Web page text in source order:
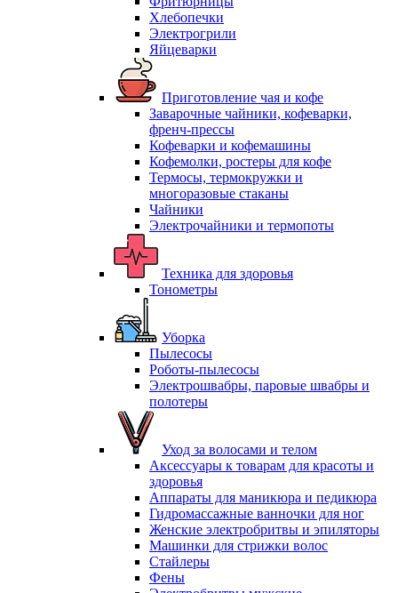
Хлебопечки
Электрогрили
Яйцеварки
Приготовление чая и кофе
Заварочные чайники, кофеварки,
френч-прессы
Кофеварки и кофемашины
Кофемолки, ростеры для кофе
Термосы, термокружки и
многоразовые стаканы
Чайники
Электрочайники и термопоты
Техника для здоровья
Тонометры
Уборка
Пылесосы
Роботы-пылесосы
Электрошвабры, паровые швабры и
полотеры
Уход за волосами и телом
Аксессуары к товарам для красоты и
здоровья
Аппараты для маникюра и педикюра
Гидромассажные ванночки для ног
Женские электробритвы и эпиляторы
Машинки для стрижки волос
Стайлеры
Фены